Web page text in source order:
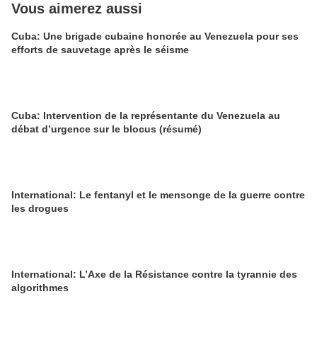
Vous aimerez aussi
Cuba: Une brigade cubaine honorée au Venezuela pour ses
efforts de sauvetage après le séisme
Cuba: Intervention de la représentante du Venezuela au
débat d’urgence sur le blocus (résumé)
International: Le fentanyl et le mensonge de la guerre contre
les drogues
International: L’Axe de la Résistance contre la tyrannie des
algorithmes